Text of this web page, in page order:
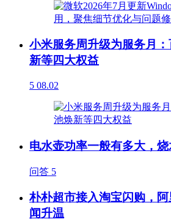
小米服务周升级为服务月
新等四大权益
5 08.02
电水壶功率一般有多大，
问答 5
朴朴超市接入淘宝闪购，
闻升温